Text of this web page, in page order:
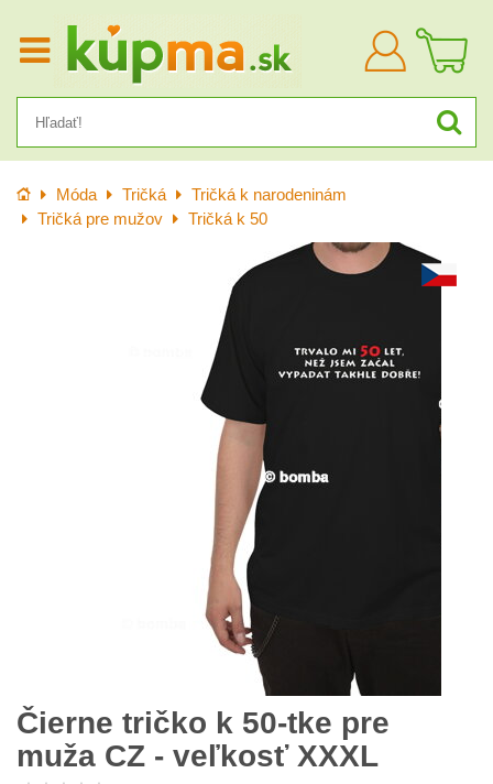
Prihlásiť
sa
Úvod Móda Tričká
Tričká k narodeninám
Tričká pre mužov
Tričká k 50
Čierne tričko k 50-tke pre
muža CZ - veľkosť XXXL